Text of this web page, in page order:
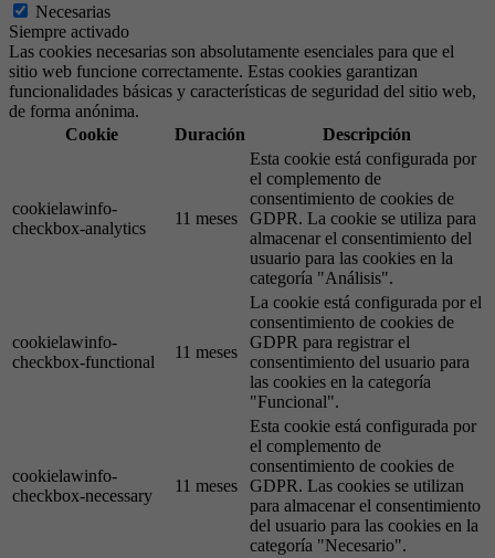
Necesarias
Siempre activado
Las cookies necesarias son absolutamente esenciales para que el
sitio web funcione correctamente. Estas cookies garantizan
funcionalidades básicas y características de seguridad del sitio web,
de forma anónima.
Cookie
Duración Descripción
cookielawinfo-
checkbox-analytics
11 meses
Esta cookie está configurada por
el complemento de
consentimiento de cookies de
GDPR. La cookie se utiliza para
almacenar el consentimiento del
usuario para las cookies en la
categoría "Análisis".
cookielawinfo-
checkbox-functional
11 meses
La cookie está configurada por el
consentimiento de cookies de
GDPR para registrar el
consentimiento del usuario para
las cookies en la categoría
"Funcional".
cookielawinfo-
checkbox-necessary
11 meses
Esta cookie está configurada por
el complemento de
consentimiento de cookies de
GDPR. Las cookies se utilizan
para almacenar el consentimiento
del usuario para las cookies en la
categoría "Necesario".